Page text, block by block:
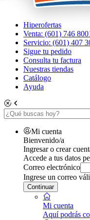
Hiperofertas
Venta: (601) 746
Servicio: (601) 407
Sigue tu pedido
Consulta tu factura
Nuestras tiendas
Catálogo
Ayuda
Mi cuenta
Bienvenido/a
Ingresar o crear
Accede a tus datos
Correo electrónico
Ingrese un correo
Continuar
Mi cuenta
Aquí podrás